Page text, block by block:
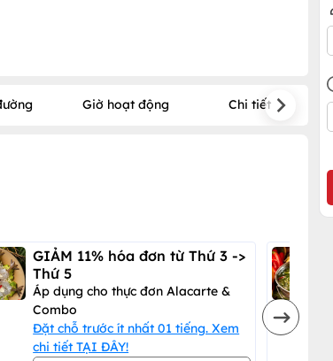
Giờ hoạt động Chi tiết
GIẢM 11% hóa đơn từ Thứ 3 ->
Thứ 5
Áp dụng cho thực đơn Alacarte &
Combo
Đặt chỗ trước ít nhất 01 tiếng. Xem
chi tiết TẠI ĐÂY!